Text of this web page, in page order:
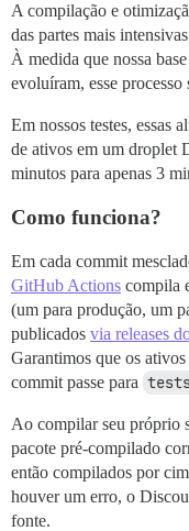
A compilação e
das partes mais
À medida que nossa
evoluíram, esse
Em nossos testes, essas
de ativos em um droplet
minutos para apenas 3
Como funciona?
Em cada commit
GitHub Actions compila
(um para produção, um
publicados via releases
Garantimos que os
commit passe para
Ao compilar seu próprio
pacote pré-compilado
então compilados por
houver um erro, o
fonte.